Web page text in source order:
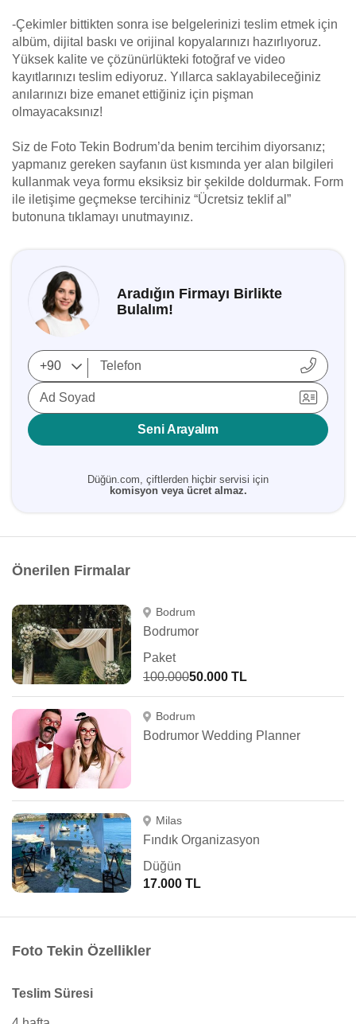
-Çekimler bittikten sonra ise belgelerinizi teslim etmek için
albüm, dijital baskı ve orijinal kopyalarınızı hazırlıyoruz.
Yüksek kalite ve çözünürlükteki fotoğraf ve video
kayıtlarınızı teslim ediyoruz. Yıllarca saklayabileceğiniz
anılarınızı bize emanet ettiğiniz için pişman
olmayacaksınız!
Siz de Foto Tekin Bodrum’da benim tercihim diyorsanız;
yapmanız gereken sayfanın üst kısmında yer alan bilgileri
kullanmak veya formu eksiksiz bir şekilde doldurmak. Form
ile iletişime geçmekse tercihiniz “Ücretsiz teklif al”
butonuna tıklamayı unutmayınız.
Aradığın Firmayı Birlikte
Bulalım!
Ad Soyad
Seni Arayalım
Düğün.com, çiftlerden hiçbir servisi için
komisyon veya ücret almaz.
Önerilen Firmalar
Bodrum
Bodrumor
Paket
100.00050.000 TL
Bodrum
Bodrumor Wedding Planner
Milas
Fındık Organizasyon
Düğün
17.000 TL
Foto Tekin Özellikler
Teslim Süresi